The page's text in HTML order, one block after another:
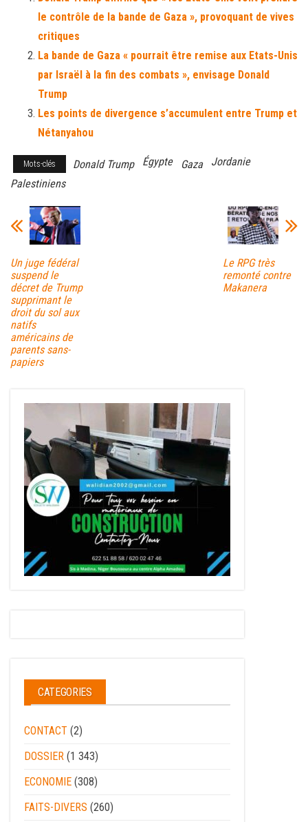
ok er
er
le contrôle de la bande de Gaza », provoquant de vives
critiques
La bande de Gaza « pourrait être remise aux Etats-Unis
par Israël à la fin des combats », envisage Donald
Trump
Les points de divergence s’accumulent entre Trump et
Nétanyahou
Mots-clés Donald Trump Égypte Gaza
Jordanie
Palestiniens
Un juge fédéral
suspend le
décret de Trump
supprimant le
droit du sol aux
natifs
américains de
parents sans-
papiers
Le RPG très
remonté contre
Makanera
CATEGORIES
CONTACT (2)
DOSSIER (1 343)
ECONOMIE (308)
FAITS-DIVERS (260)